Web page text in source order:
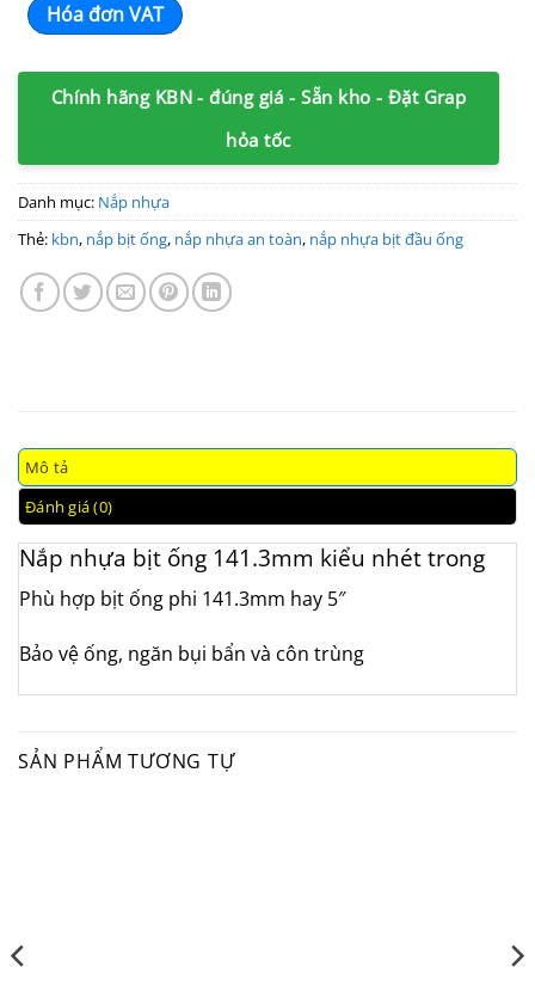
Hóa đơn VAT
Chính hãng KBN - đúng giá - Sẵn kho - Đặt Grap
hỏa tốc
Danh mục: Nắp nhựa
Thẻ: kbn, nắp bịt ống, nắp nhựa an toàn, nắp nhựa bịt đầu ống
Mô tả
Đánh giá (0)
Nắp nhựa bịt ống 141.3mm kiểu nhét trong
Phù hợp bịt ống phi 141.3mm hay 5″
Bảo vệ ống, ngăn bụi bẩn và côn trùng
SẢN PHẨM TƯƠNG TỰ